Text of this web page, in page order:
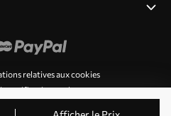
relatives aux cookies
notification push
droits réservés. Exploité par